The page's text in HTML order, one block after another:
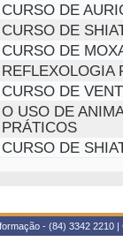
CURSO DE
CURSO DE
CURSO DE
REFLEXOLOGIA
CURSO DE
O USO DE
PRÁTICOS
CURSO DE
- (84) 3342